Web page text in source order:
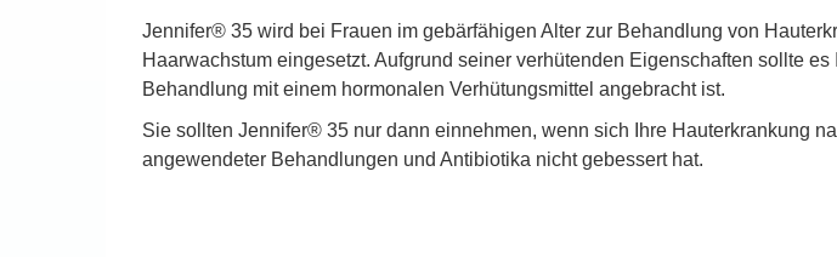
Jennifer® 35 wird bei Frauen im gebärfähigen Alter zur Behandlung von
Haarwachstum eingesetzt. Aufgrund seiner verhütenden Eigenschaften sollte
Behandlung mit einem hormonalen Verhütungsmittel angebracht ist.
Sie sollten Jennifer® 35 nur dann einnehmen, wenn sich Ihre Hauterkrankung
angewendeter Behandlungen und Antibiotika nicht gebessert hat.